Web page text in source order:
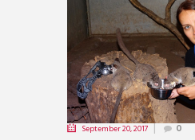
September 20, 2017 0